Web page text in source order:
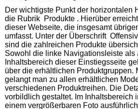
Der wichtigste Punkt der horizontalen
die Rubrik Produkte . Hierüber
dieser Webseite, die insgesamt
umfasst. Unter der Überschrift
sind die zahlreichen Produkte
Sowohl die linke Navigationsleiste als
Inhaltsbereich dieser Einstiegsseite
über die erhältlichen Produktgruppen.
gelangt man zu allen erhältlichen
verschiedenen Produktreihen. Die
vorbildlich gestaltet. Im Inhaltsbereich
einem vergrößerbaren Foto